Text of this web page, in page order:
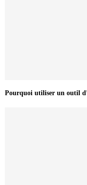
Pourquoi utiliser un outil